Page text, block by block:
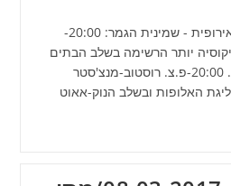
כדורגל / רועי ויינברג: ליגה אירופית - שמינית הגמר: 20:00-
יותר הרשימה בשלב הבתים
ובטופ 32, ואולי פייבוריטית. 20:00-פ.צ. רוסטוב-מנצ'סטר
האלופות ובשלב הנוק-אאוט